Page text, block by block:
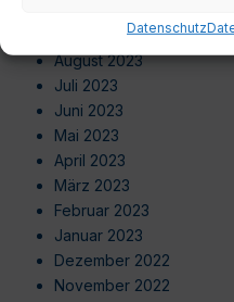
Datenschutz
September 2023
August 2023
Juli 2023
Juni 2023
Mai 2023
April 2023
März 2023
Februar 2023
Januar 2023
Dezember 2022
November 2022